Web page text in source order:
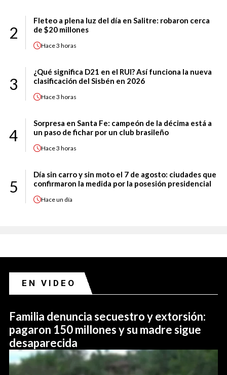
2
Fleteo a plena luz del día en Salitre: robaron cerca
de $20 millones
Hace3 horas
3
¿Qué significa D21 en el RUI? Así funciona la nueva
clasificación del Sisbén en 2026
Hace3 horas
4
Sorpresa en Santa Fe: campeón de la décima está a
un paso de fichar por un club brasileño
Hace3 horas
5
Día sin carro y sin moto el 7 de agosto: ciudades que
confirmaron la medida por la posesión presidencial
Haceun día
EN VIDEO
Familia denuncia secuestro y extorsión:
pagaron 150 millones y su madre sigue
desaparecida